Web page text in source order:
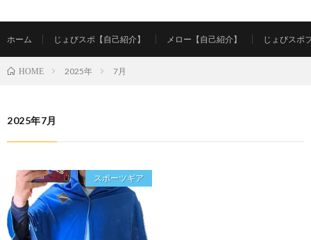
ホーム じょびスポ【自己紹介】 メロー【自己紹介】 じょびスポ
HOME 2025年 7月
2025年7月
スポーツギア